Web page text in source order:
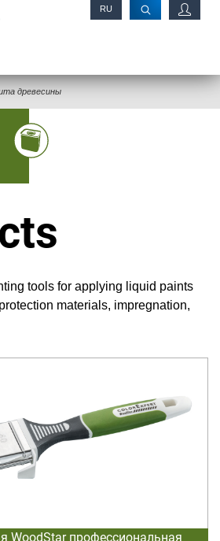
RU
древесины
tools for applying liquid paints
materials, impregnation,
WoodStar профессиональная